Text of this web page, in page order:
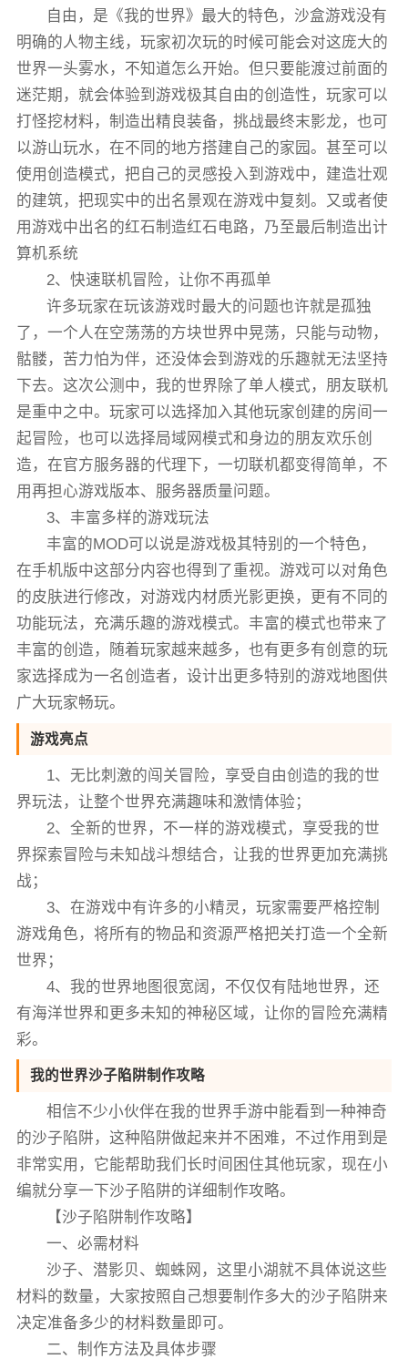
自由，是《我的世界》最大的特色，沙盒游戏没有
明确的人物主线，玩家初次玩的时候可能会对这庞大的
世界一头雾水，不知道怎么开始。但只要能渡过前面的
迷茫期，就会体验到游戏极其自由的创造性，玩家可以
打怪挖材料，制造出精良装备，挑战最终末影龙，也可
以游山玩水，在不同的地方搭建自己的家园。甚至可以
使用创造模式，把自己的灵感投入到游戏中，建造壮观
的建筑，把现实中的出名景观在游戏中复刻。又或者使
用游戏中出名的红石制造红石电路，乃至最后制造出计
算机系统
2、快速联机冒险，让你不再孤单
许多玩家在玩该游戏时最大的问题也许就是孤独
了，一个人在空荡荡的方块世界中晃荡，只能与动物，
骷髅，苦力怕为伴，还没体会到游戏的乐趣就无法坚持
下去。这次公测中，我的世界除了单人模式，朋友联机
是重中之中。玩家可以选择加入其他玩家创建的房间一
起冒险，也可以选择局域网模式和身边的朋友欢乐创
造，在官方服务器的代理下，一切联机都变得简单，不
用再担心游戏版本、服务器质量问题。
3、丰富多样的游戏玩法
丰富的MOD可以说是游戏极其特别的一个特色，
在手机版中这部分内容也得到了重视。游戏可以对角色
的皮肤进行修改，对游戏内材质光影更换，更有不同的
功能玩法，充满乐趣的游戏模式。丰富的模式也带来了
丰富的创造，随着玩家越来越多，也有更多有创意的玩
家选择成为一名创造者，设计出更多特别的游戏地图供
广大玩家畅玩。
游戏亮点
1、无比刺激的闯关冒险，享受自由创造的我的世
界玩法，让整个世界充满趣味和激情体验；
2、全新的世界，不一样的游戏模式，享受我的世
界探索冒险与未知战斗想结合，让我的世界更加充满挑
战；
3、在游戏中有许多的小精灵，玩家需要严格控制
游戏角色，将所有的物品和资源严格把关打造一个全新
世界；
4、我的世界地图很宽阔，不仅仅有陆地世界，还
有海洋世界和更多未知的神秘区域，让你的冒险充满精
彩。
我的世界沙子陷阱制作攻略
相信不少小伙伴在我的世界手游中能看到一种神奇
的沙子陷阱，这种陷阱做起来并不困难，不过作用到是
非常实用，它能帮助我们长时间困住其他玩家，现在小
编就分享一下沙子陷阱的详细制作攻略。
【沙子陷阱制作攻略】
一、必需材料
沙子、潜影贝、蜘蛛网，这里小湖就不具体说这些
材料的数量，大家按照自己想要制作多大的沙子陷阱来
决定准备多少的材料数量即可。
二、制作方法及具体步骤